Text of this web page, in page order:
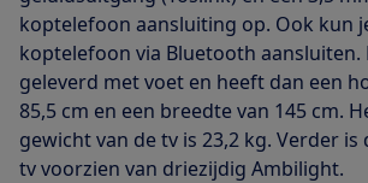
koptelefoon aansluiting op. Ook kun
koptelefoon via Bluetooth
geleverd met voet en heeft dan een
85,5 cm en een breedte van 145 cm.
gewicht van de tv is 23,2 kg. Verder is
tv voorzien van driezijdig Ambilight.